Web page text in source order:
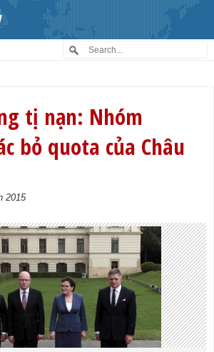
tị nạn: Nhóm
bỏ quota của Châu
2015